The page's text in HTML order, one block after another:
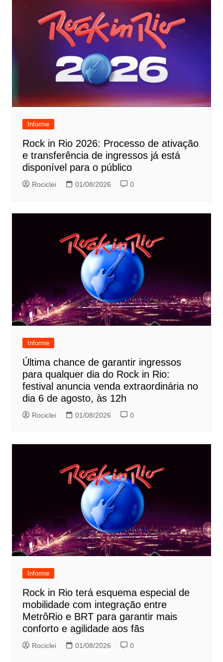
Informe
Rock in Rio 2026: Processo de ativação
e transferência de ingressos já está
disponível para o público
Rociclei 01/08/2026 0
Informe
Última chance de garantir ingressos
para qualquer dia do Rock in Rio:
festival anuncia venda extraordinária no
dia 6 de agosto, às 12h
Rociclei 01/08/2026 0
Informe
Rock in Rio terá esquema especial de
mobilidade com integração entre
MetrôRio e BRT para garantir mais
conforto e agilidade aos fãs
Rociclei 01/08/2026 0